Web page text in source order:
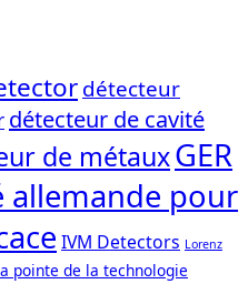
détecteur
détecteur de cavité
de métauxGER
allemande pour
IVM Detectors Lorenz
pointe de la technologie